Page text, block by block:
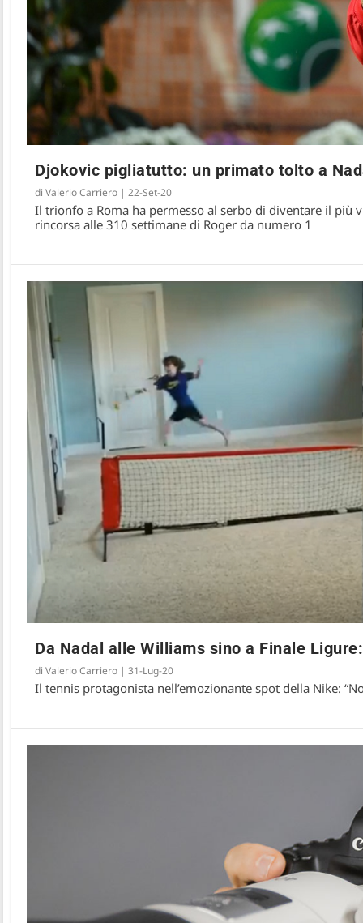
Djokovic pigliatutto: un primato tolto a
diValerio Carriero |22-Set-20
Il trionfo a Roma ha permesso al serbo di diventare il più
rincorsa alle 310 settimane di Roger da numero 1
Da Nadal alle Williams sino a Finale
diValerio Carriero |31-Lug-20
Il tennis protagonista nell’emozionante spot della Nike: